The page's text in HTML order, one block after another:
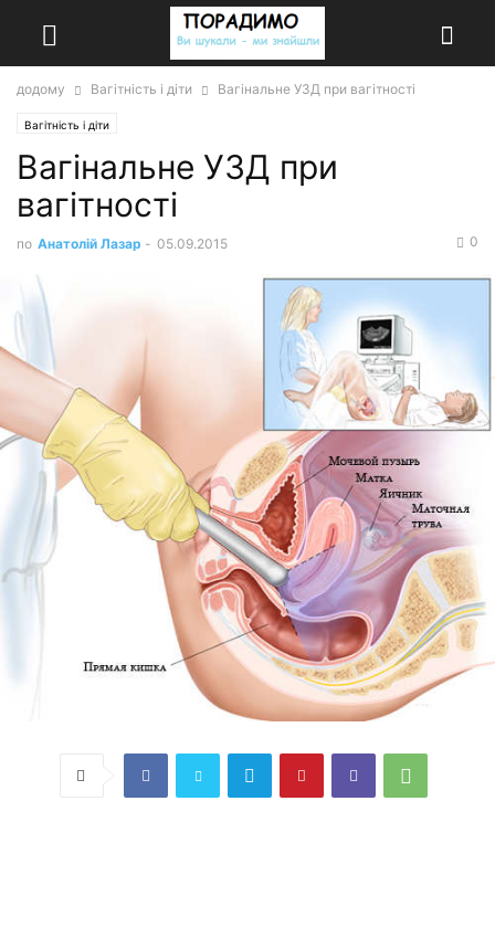
додому Вагітність і діти Вагінальне УЗД при вагітності
Вагітність і діти
Вагінальне УЗД при
вагітності
по Анатолій Лазар - 05.09.2015 0